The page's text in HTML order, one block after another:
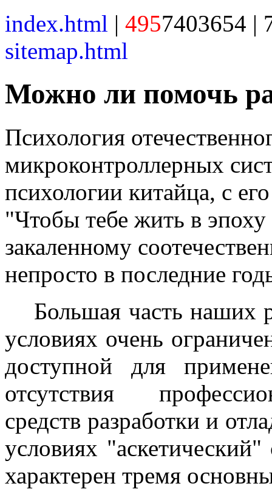
index.html | 4957403654 |
sitemap.html
Можно ли помочь
Психология
микроконтроллерных
психологии китайца, с
"Чтобы тебе жить в
закаленному
непросто в последние
Большая часть наших
условиях очень
доступной для
отсутствия
средств разработки и
условиях
характерен тремя